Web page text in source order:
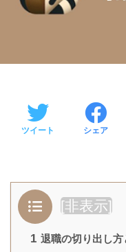
ツイート シェア
[非表示]
1 退職の切り出し方